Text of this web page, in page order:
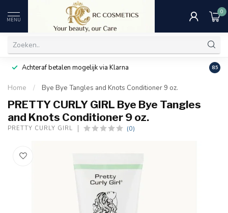
MENU
0
Achteraf betalen mogelijk via Klarna 8.5
Home / Bye Bye Tangles and Knots Conditioner 9 oz.
PRETTY CURLY GIRL Bye Bye Tangles
and Knots Conditioner 9 oz.
PRETTY CURLY GIRL (0)